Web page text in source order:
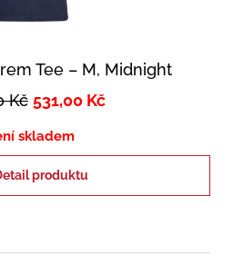
Tee – M, Midnight
Kč 531,00 Kč
skladem
produktu